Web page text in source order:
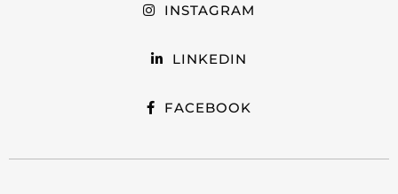
INSTAGRAM
LINKEDIN
FACEBOOK